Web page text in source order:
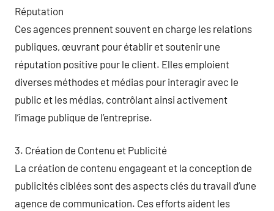
Réputation
Ces agences prennent souvent en charge les relations
publiques, œuvrant pour établir et soutenir une
réputation positive pour le client. Elles emploient
diverses méthodes et médias pour interagir avec le
public et les médias, contrôlant ainsi activement
l’image publique de l’entreprise.
3. Création de Contenu et Publicité
La création de contenu engageant et la conception de
publicités ciblées sont des aspects clés du travail d’une
agence de communication. Ces efforts aident les